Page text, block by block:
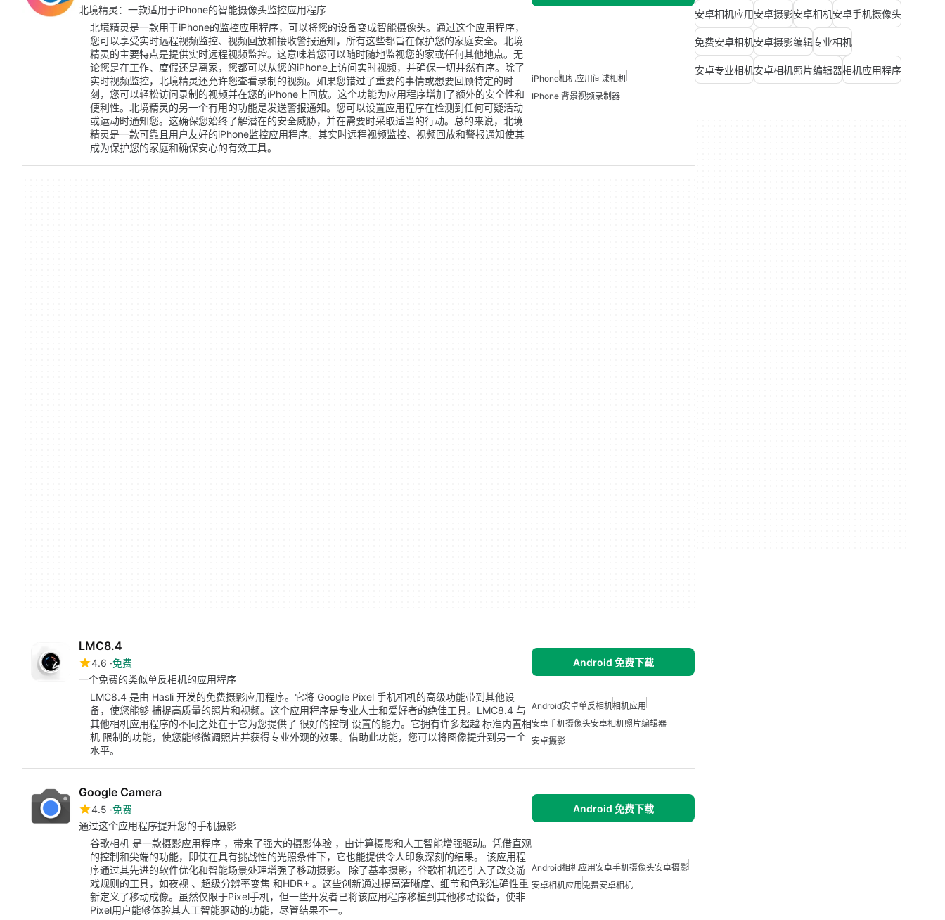
北境精灵：一款适用于iPhone的智能摄像头监控应用程序
北境精灵是一款用于iPhone的监控应用程序，可以将您的设备变成智能摄像头。通过这个应用程序，
您可以享受实时远程视频监控、视频回放和接收警报通知，所有这些都旨在保护您的家庭安全。北境
精灵的主要特点是提供实时远程视频监控。这意味着您可以随时随地监视您的家或任何其他地点。无
论您是在工作、度假还是离家，您都可以从您的iPhone上访问实时视频，并确保一切井然有序。除了
实时视频监控，北境精灵还允许您查看录制的视频。如果您错过了重要的事情或想要回顾特定的时
刻，您可以轻松访问录制的视频并在您的iPhone上回放。这个功能为应用程序增加了额外的安全性和
便利性。北境精灵的另一个有用的功能是发送警报通知。您可以设置应用程序在检测到任何可疑活动
或运动时通知您。这确保您始终了解潜在的安全威胁，并在需要时采取适当的行动。总的来说，北境
精灵是一款可靠且用户友好的iPhone监控应用程序。其实时远程视频监控、视频回放和警报通知使其
成为保护您的家庭和确保安心的有效工具。
iPhone相机应用间谍相机
IPhone 背景视频录制器
LMC8.4
4.6 免费
一个免费的类似单反相机的应用程序
Android 免费下载
LMC8.4 是由 Hasli 开发的免费摄影应用程序。它将 Google Pixel 手机相机的高级功能带到其他设
备，使您能够 捕捉高质量的照片和视频。这个应用程序是专业人士和爱好者的绝佳工具。LMC8.4 与
其他相机应用程序的不同之处在于它为您提供了 很好的控制 设置的能力。它拥有许多超越 标准内置相
机 限制的功能，使您能够微调照片并获得专业外观的效果。借助此功能，您可以将图像提升到另一个
水平。
Android安卓单反相机相机应用
安卓手机摄像头安卓相机照片编辑器
安卓摄影
Google Camera
4.5 免费
通过这个应用程序提升您的手机摄影
Android 免费下载
谷歌相机 是一款摄影应用程序 ，带来了强大的摄影体验 ，由计算摄影和人工智能增强驱动。凭借直观
的控制和尖端的功能，即使在具有挑战性的光照条件下，它也能提供令人印象深刻的结果。 该应用程
序通过其先进的软件优化和智能场景处理增强了移动摄影。 除了基本摄影，谷歌相机还引入了改变游
戏规则的工具，如夜视 、超级分辨率变焦 和HDR+ 。这些创新通过提高清晰度、细节和色彩准确性重
新定义了移动成像。虽然仅限于Pixel手机，但一些开发者已将该应用程序移植到其他移动设备，使非
Pixel用户能够体验其人工智能驱动的功能，尽管结果不一。
Android相机应用安卓手机摄像头安卓摄影
安卓相机应用免费安卓相机
安卓相机应用安卓摄影安卓相机安卓手机摄像头
免费安卓相机安卓摄影编辑专业相机
安卓专业相机安卓相机照片编辑器相机应用程序